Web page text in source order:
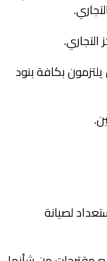
التجاري.
بكافة بنود
لصيانة